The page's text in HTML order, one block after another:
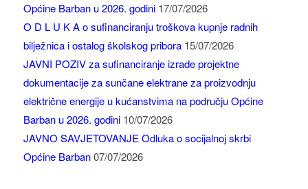
Općine Barban u 2026. godini 17/07/2026
O D L U K A o sufinanciranju troškova kupnje radnih
bilježnica i ostalog školskog pribora 15/07/2026
JAVNI POZIV za sufinanciranje izrade projektne
dokumentacije za sunčane elektrane za proizvodnju
električne energije u kućanstvima na području Općine
Barban u 2026. godini 10/07/2026
JAVNO SAVJETOVANJE Odluka o socijalnoj skrbi
Općine Barban 07/07/2026